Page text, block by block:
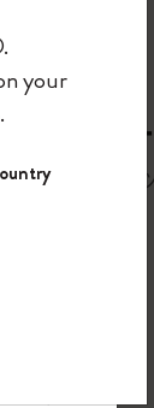
フケ
ョン、ブラ
ド
、初
り
は
your